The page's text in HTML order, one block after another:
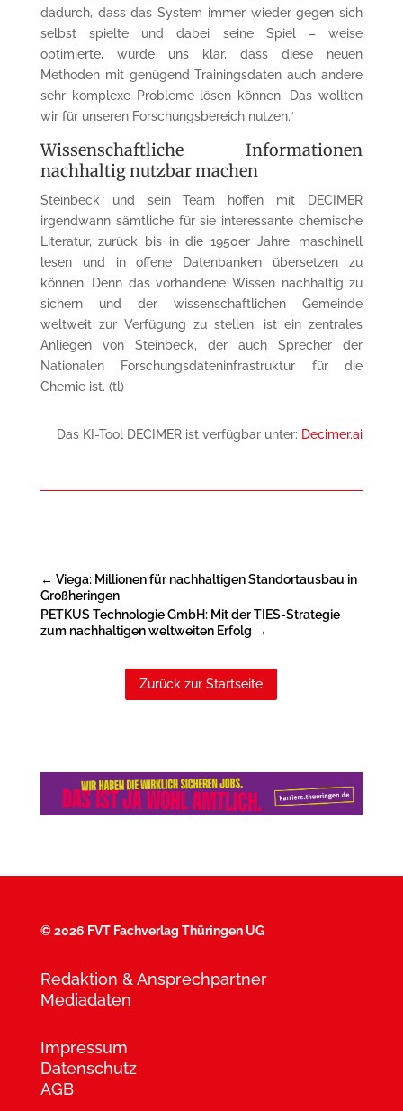
dadurch, dass das System immer wieder gegen sich
selbst spielte und dabei seine Spiel – weise
optimierte, wurde uns klar, dass diese neuen
Methoden mit genügend Trainingsdaten auch andere
sehr komplexe Probleme lösen können. Das wollten
wir für unseren Forschungsbereich nutzen.“
Wissenschaftliche Informationen
nachhaltig nutzbar machen
Steinbeck und sein Team hoffen mit DECIMER
irgendwann sämtliche für sie interessante chemische
Literatur, zurück bis in die 1950er Jahre, maschinell
lesen und in offene Datenbanken übersetzen zu
können. Denn das vorhandene Wissen nachhaltig zu
sichern und der wissenschaftlichen Gemeinde
weltweit zur Verfügung zu stellen, ist ein zentrales
Anliegen von Steinbeck, der auch Sprecher der
Nationalen Forschungsdateninfrastruktur für die
Chemie ist. (tl)
Das KI-Tool DECIMER ist verfügbar unter: Decimer.ai
← Viega: Millionen für nachhaltigen Standortausbau in
Großheringen
PETKUS Technologie GmbH: Mit der TIES-Strategie
zum nachhaltigen weltweiten Erfolg →
Zurück zur Startseite
©2026 FVT Fachverlag Thüringen UG
Redaktion & Ansprechpartner
Mediadaten
Impressum
Datenschutz
AGB